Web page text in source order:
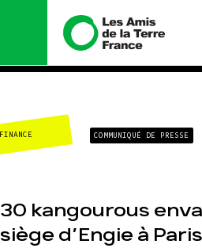
Nous connaître
Histoire
Valeurs
Équipes et
CLIMAT-ÉNERGIE COMMUNIQUÉ DE PRESSE
30 kangourous
siège d’Engie à Paris